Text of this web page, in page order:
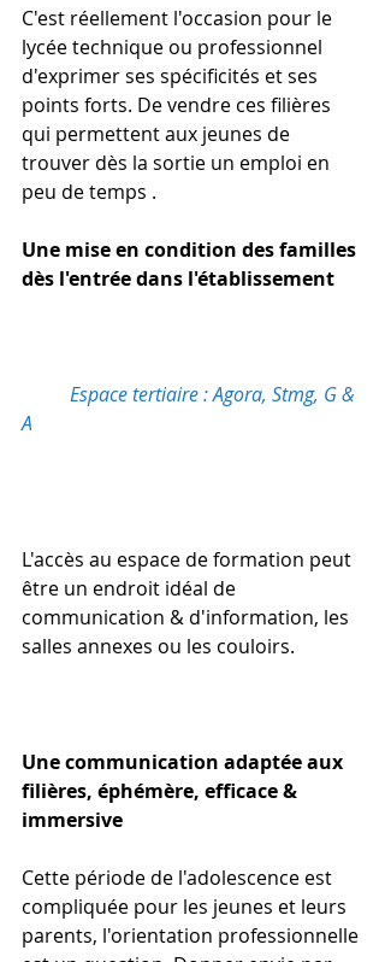
C'est réellement l'occasion pour le
lycée technique ou professionnel
d'exprimer ses spécificités et ses
points forts. De vendre ces filières
qui permettent aux jeunes de
trouver dès la sortie un emploi en
peu de temps .
Une mise en condition des familles
dès l'entrée dans l'établissement
Espace tertiaire : Agora, Stmg, G &
A
L'accès au espace de formation peut
être un endroit idéal de
communication & d'information, les
salles annexes ou les couloirs.
Une communication adaptée aux
filières, éphémère, efficace &
immersive
Cette période de l'adolescence est
compliquée pour les jeunes et leurs
parents, l'orientation professionnelle